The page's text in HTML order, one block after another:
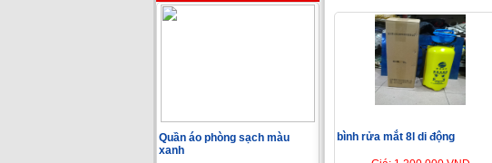
Quần áo phòng sạch màu
xanh
bình rửa mắt 8l di động